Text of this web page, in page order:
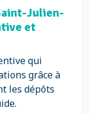
Julien-
et
qui
grâce à
les dépôts